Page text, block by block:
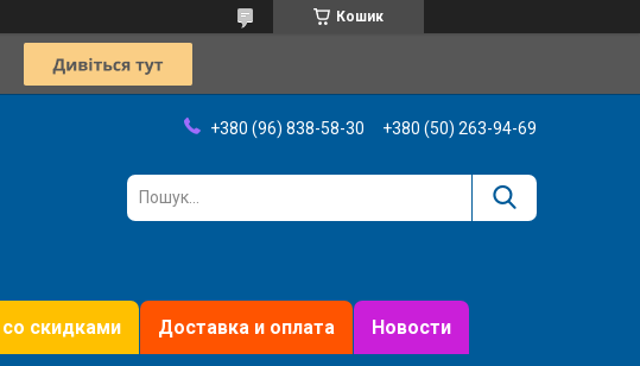
Кошик
+380 (96) 838-58-30 +380 (50) 263-94-69
скидками Доставка и оплата Новости